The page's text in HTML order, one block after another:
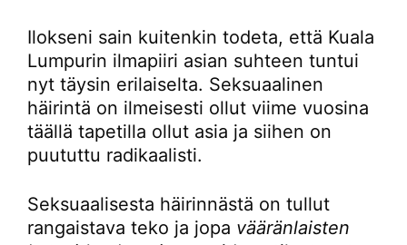
Ilokseni sain kuitenkin todeta, että Kuala
Lumpurin ilmapiiri asian suhteen tuntui
nyt täysin erilaiselta. Seksuaalinen
häirintä on ilmeisesti ollut viime vuosina
täällä tapetilla ollut asia ja siihen on
puututtu radikaalisti.
Seksuaalisesta häirinnästä on tullut
rangaistava teko ja jopa vääränlaisten